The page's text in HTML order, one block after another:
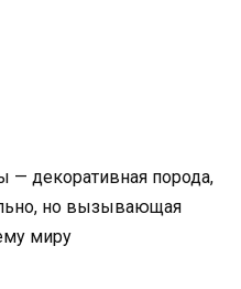
декоративная порода,
но вызывающая
миру